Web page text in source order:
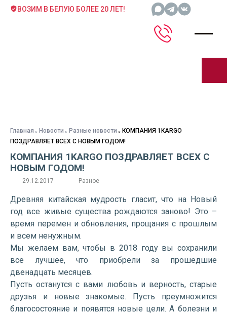
ВОЗИМ В БЕЛУЮ БОЛЕЕ 20 ЛЕТ!
Главная Новости Разные новости
КОМПАНИЯ 1KARGO
ПОЗДРАВЛЯЕТ ВСЕХ С НОВЫМ ГОДОМ!
КОМПАНИЯ 1KARGO ПОЗДРАВЛЯЕТ ВСЕХ С
НОВЫМ ГОДОМ!
29.12.2017 Разное
Древняя китайская мудрость гласит, что на Новый
год все живые существа рождаются заново! Это –
время перемен и обновления, прощания с прошлым
и всем ненужным.
Мы желаем вам, чтобы в 2018 году вы сохранили
все лучшее, что приобрели за прошедшие
двенадцать месяцев.
Пусть останутся с вами любовь и верность, старые
друзья и новые знакомые. Пусть преумножится
благосостояние и появятся новые цели. А болезни и